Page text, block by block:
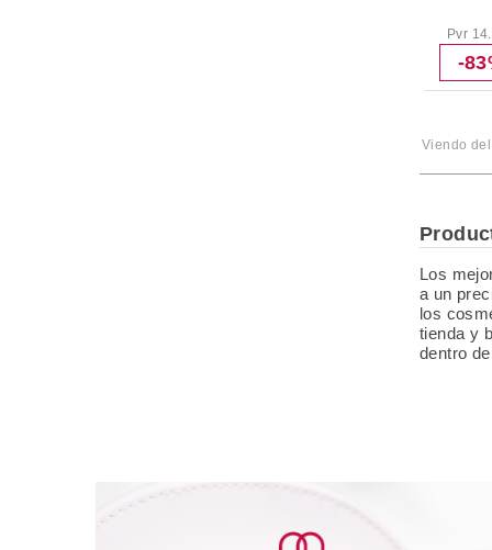
Pvr
-
Viendo
Los
a un
los
tienda y
dentro